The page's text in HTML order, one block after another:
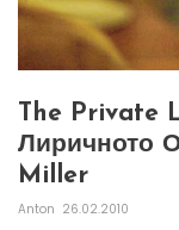
The Private
Лиричното
Miller
Anton 26.02.2010